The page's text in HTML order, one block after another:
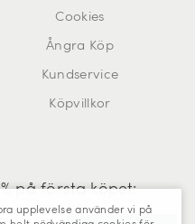
Cookies
Ångra Köp
Kundservice
Köpvillkor
på första köpet:
upplevelse använder vi på